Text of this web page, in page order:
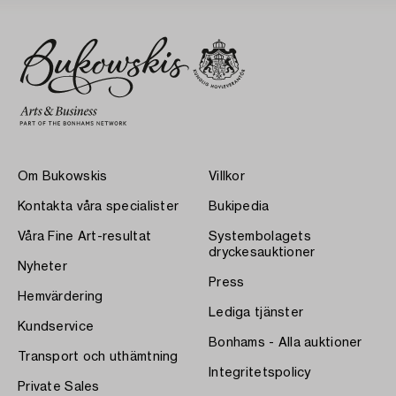
Om Bukowskis
Kontakta våra specialister
Våra Fine Art-resultat
Nyheter
Hemvärdering
Kundservice
Transport och uthämtning
Private Sales
Villkor
Bukipedia
Systembolagets
dryckesauktioner
Press
Lediga tjänster
Bonhams - Alla auktioner
Integritetspolicy